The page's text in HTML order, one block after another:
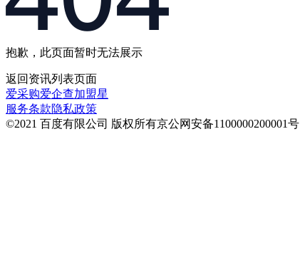
抱歉，此页面暂时无法展示
返回 资讯列表页面
爱采购爱企查加盟星
服务条款隐私政策
©2021 百度有限公司 版权所有京公网安备1100000200001号